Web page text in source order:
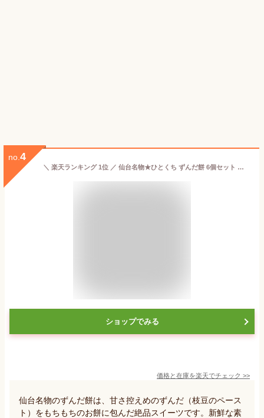
no. 4
＼ 楽天ランキング 1位 ／ 仙台名物★ひとくち ずんだ餅 6個セット 送料無料 (※離島除く) ずんだもち お取り寄せ スイーツ 冷凍菓子 お土産 一口 おもち スイーツセット 一口サイズ 冷凍スイーツ 冷凍和菓子 お配り お菓子 ギフト 5000円以下 プレゼント 絶品 宮城 東北
ショップでみる
価格と在庫を楽天でチェック >>
仙台名物のずんだ餅は、甘さ控えめのずんだ（枝豆のペース
ト）をもちもちのお餅に包んだ絶品スイーツです。新鮮な素